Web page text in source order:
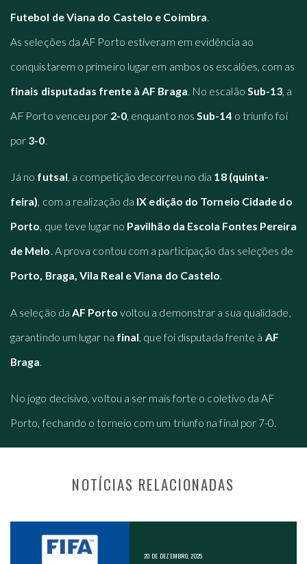
Futebol de Viana do Castelo e Coimbra
As seleções da AF Porto estiveram em evidência ao
conquistarem o primeiro lugar em ambos os escalões, com as
finais disputadas frente à AF Braga . No escalão Sub-13 , a
AF Porto venceu por 2-0, enquanto nos Sub-14 o triunfo foi
por 3-0
Já no futsal, a competição decorreu no dia 18 (quinta-
feira), com a realização da IX edição do Torneio Cidade do
Porto, que teve lugar no Pavilhão da Escola Fontes Pereira
de Melo. A prova contou com a participação das seleções de
Porto, Braga, Vila Real e Viana do Castelo.
A seleção da AF Porto voltou a demonstrar a sua qualidade,
garantindo um lugar na final , que foi disputada frente à AF
Braga
No jogo decisivo, voltou a ser mais forte o coletivo da AF
Porto, fechando o torneio com um triunfo na final por 7-0.
NOTÍCIAS RELACIONADAS
NAVEGAÇÃO NOS POSTS
20 DE DEZEMBRO, 2025